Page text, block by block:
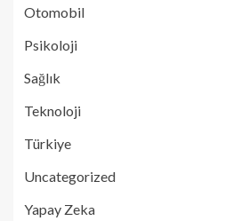
Otomobil
Psikoloji
Sağlık
Teknoloji
Türkiye
Uncategorized
Yapay Zeka